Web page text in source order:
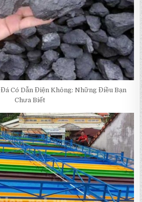
Có Dẫn Điện Không: Những Điều Bạn
Chưa Biết